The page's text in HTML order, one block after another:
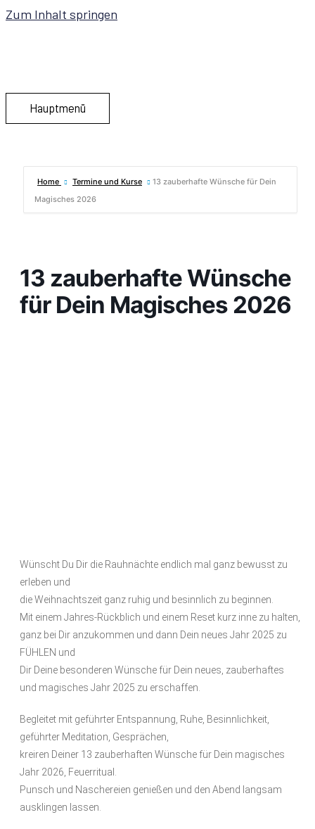
Zum Inhalt springen
Hauptmenü
Home Termine und Kurse
13 zauberhafte Wünsche für Dein
Magisches 2026
13 zauberhafte Wünsche
für Dein Magisches 2026
Wünscht Du Dir die Rauhnächte endlich mal ganz bewusst zu
erleben und
die Weihnachtszeit ganz ruhig und besinnlich zu beginnen.
Mit einem Jahres-Rückblich und einem Reset kurz inne zu halten,
ganz bei Dir anzukommen und dann Dein neues Jahr 2025 zu
FÜHLEN und
Dir Deine besonderen Wünsche für Dein neues, zauberhaftes
und magisches Jahr 2025 zu erschaffen.
Begleitet mit geführter Entspannung, Ruhe, Besinnlichkeit,
geführter Meditation, Gesprächen,
kreiren Deiner 13 zauberhaften Wünsche für Dein magisches
Jahr 2026, Feuerritual.
Punsch und Naschereien genießen und den Abend langsam
ausklingen lassen.